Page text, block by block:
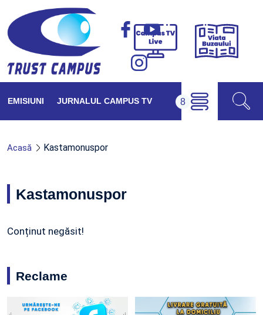
Campus
Viața
EMISIUNI JURNALUL CAMPUS TV
Acasă Kastamonuspor
Kastamonuspor
Conținut negăsit!
Reclame